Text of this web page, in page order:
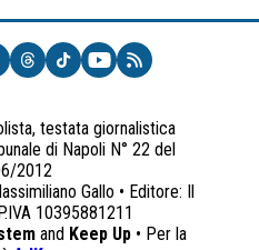
testata giornalistica
di Napoli N° 22 del
2012
Gallo • Editore: Il
10395881211
and Keep Up• Per la